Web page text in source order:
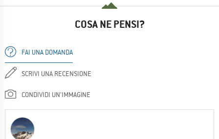
COSA NE PENSI?
FAI UNA DOMANDA
SCRIVI UNA RECENSIONE
CONDIVIDI UN'IMMAGINE